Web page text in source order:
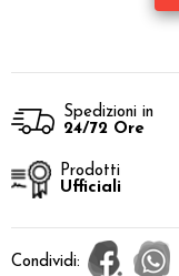
Spedizioni in
24/72 Ore
Prodotti
Ufficiali
Condividi: